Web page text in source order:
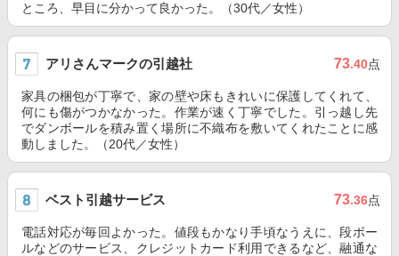
ところ、早目に分かって良かった。（30代／女性）
アリさんマークの引越社 73.40点
家具の梱包が丁寧で、家の壁や床もきれいに保護してくれて、
何にも傷がつかなかった。作業が速く丁寧でした。引っ越し先
でダンボールを積み置く場所に不織布を敷いてくれたことに感
動しました。（20代／女性）
ベスト引越サービス 73.36点
電話対応が毎回よかった。値段もかなり手頃なうえに、段ボー
ルなどのサービス、クレジットカード利用できるなど、融通な